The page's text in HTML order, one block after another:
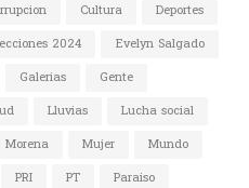
Cultura
Deportes
2024
Evelyn Salgado
Galerias
Gente
Lluvias
Lucha social
Morena Mujer
Mundo
PRI PT
Paraiso